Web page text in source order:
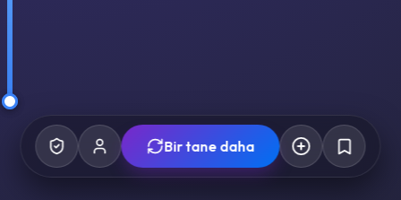
Bir tane daha